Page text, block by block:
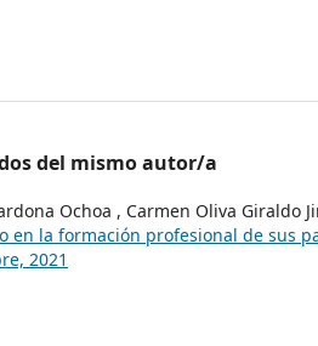
del mismo autor/a
Ochoa , Carmen Oliva Giraldo
en la formación profesional de sus
2021